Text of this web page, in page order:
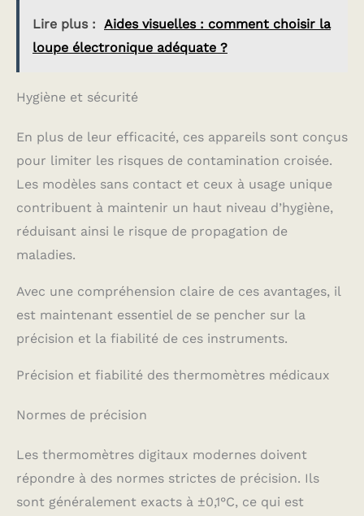
devient TempPro !
même mission, la même
ThermoPro ou TempPro.
Lire plus : Aides visuelles : comment choisir la
loupe électronique adéquate ?
Hygiène et sécurité
En plus de leur efficacité, ces appareils sont conçus
pour limiter les risques de contamination croisée.
Les modèles sans contact et ceux à usage unique
contribuent à maintenir un haut niveau d’hygiène,
réduisant ainsi le risque de propagation de
maladies.
Avec une compréhension claire de ces avantages, il
est maintenant essentiel de se pencher sur la
précision et la fiabilité de ces instruments.
Précision et fiabilité des thermomètres médicaux
Normes de précision
Les thermomètres digitaux modernes doivent
répondre à des normes strictes de précision. Ils
sont généralement exacts à ±0,1°C, ce qui est